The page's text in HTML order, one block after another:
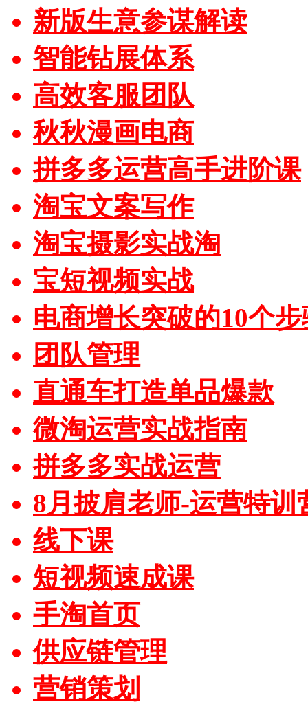
新版生意参谋解读
智能钻展体系
高效客服团队
秋秋漫画电商
拼多多运营高手进阶课
淘宝文案写作
淘宝摄影实战淘
宝短视频实战
电商增长突破的10个
团队管理
直通车打造单品爆款
微淘运营实战指南
拼多多实战运营
8月披肩老师-运营特训
线下课
短视频速成课
手淘首页
供应链管理
营销策划